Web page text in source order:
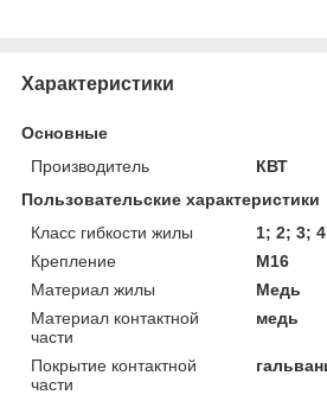
Характеристики
Основные
Производитель
КВТ
Пользовательские характеристики
Класс гибкости жилы
1; 2; 3;
Крепление
М16
Материал жилы
Медь
Материал контактной
части
медь
Покрытие контактной
части